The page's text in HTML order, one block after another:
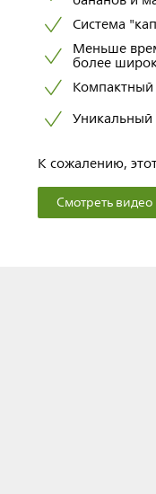
Система
Меньше
более
Уникальный
К сожалению,
Смотреть видео